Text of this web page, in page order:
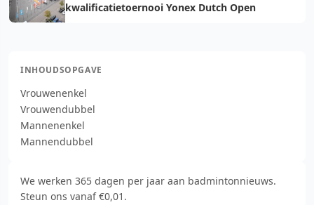
kwalificatietoernooi Yonex Dutch Open
INHOUDSOPGAVE
Vrouwenenkel
Vrouwendubbel
Mannenenkel
Mannendubbel
We werken 365 dagen per jaar aan badmintonnieuws.
Steun ons vanaf €0,01.